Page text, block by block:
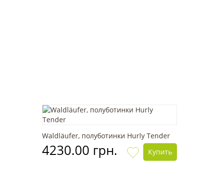
Waldläufer, полуботинки Hurly Tender
4230.00 грн. Купить